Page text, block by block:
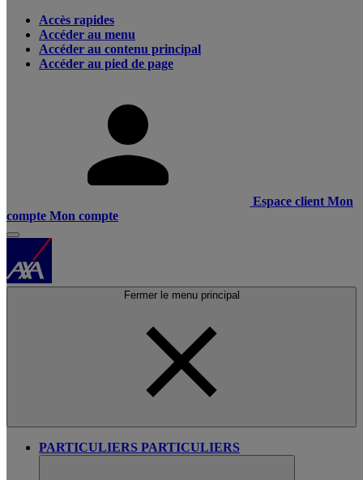
Accès rapides
Accéder au menu
Accéder au contenu principal
Accéder au pied de page
Espace client Mon
compte Mon compte
Fermer le menu principal
PARTICULIERS PARTICULIERS